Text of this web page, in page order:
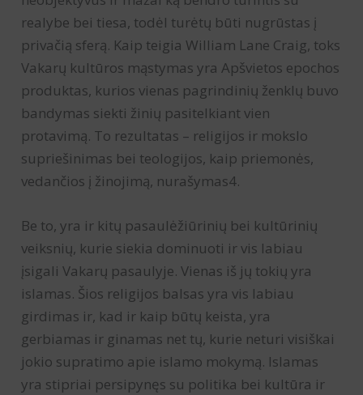
realybe bei tiesa, todėl turėtų būti nugrūstas į
privačią sferą. Kaip teigia William Lane Craig, toks
Vakarų kultūros mąstymas yra Apšvietos epochos
produktas, kurios vienas pagrindinių ženklų buvo
bandymas siekti žinių pasitelkiant vien
protavimą. To rezultatas – religijos ir mokslo
supriešinimas bei teologijos, kaip priemonės,
vedančios į žinojimą, nurašymas4.
Be to, yra ir kitų pasaulėžiūrinių bei kultūrinių
veiksnių, kurie siekia dominuoti ir vis labiau
įsigali Vakarų pasaulyje. Vienas iš jų tokių yra
islamas. Šios religijos balsas yra vis labiau
girdimas ir, kad ir kaip būtų keista, yra
gerbiamas ir ginamas net tų, kurie neturi visiškai
jokio supratimo apie islamo mokymą. Islamas
yra stipriai persipynęs su politika bei kultūra ir